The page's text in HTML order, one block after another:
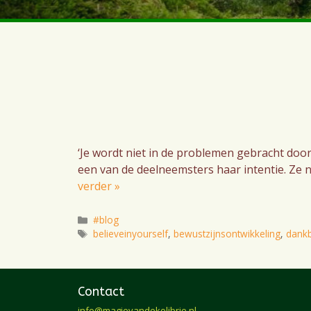
‘Je wordt niet in de problemen gebracht
een van de deelneemsters haar intentie. Ze
verder »
Categorieën
#blog
Tags
believeinyourself, bewustzijnsontwikkeling,
Contact